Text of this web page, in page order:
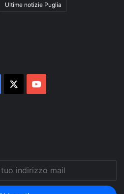
Ultime notizie Puglia
Facebook